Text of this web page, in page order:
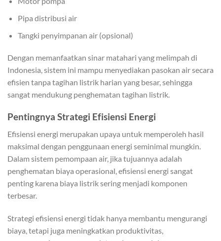
Pipa distribusi air
Tangki penyimpanan air (opsional)
Dengan memanfaatkan sinar matahari yang melimpah di
Indonesia, sistem ini mampu menyediakan pasokan air secara
efisien tanpa tagihan listrik harian yang besar, sehingga
sangat mendukung penghematan tagihan listrik.
Pentingnya Strategi Efisiensi Energi
Efisiensi energi merupakan upaya untuk memperoleh hasil
maksimal dengan penggunaan energi seminimal mungkin.
Dalam sistem pemompaan air, jika tujuannya adalah
penghematan biaya operasional, efisiensi energi sangat
penting karena biaya listrik sering menjadi komponen
terbesar.
Strategi efisiensi energi tidak hanya membantu mengurangi
biaya, tetapi juga meningkatkan produktivitas,